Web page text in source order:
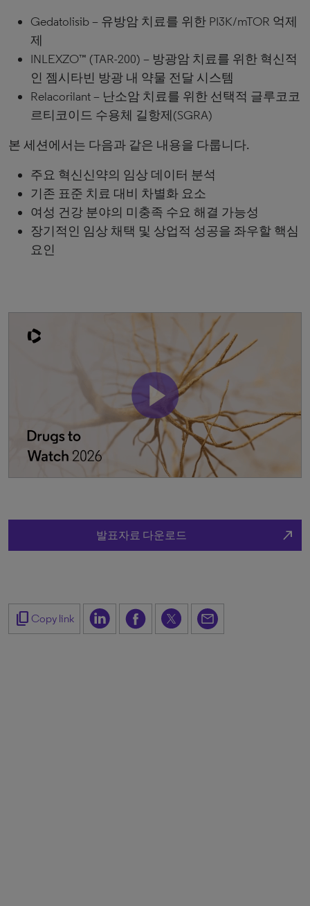
Gedatolisib – 유방암 치료를 위한 PI3K/mTOR 억제
제
INLEXZO™ (TAR-200) – 방광암 치료를 위한 혁신적
인 젬시타빈 방광 내 약물 전달 시스템
Relacorilant – 난소암 치료를 위한 선택적 글루코코
르티코이드 수용체 길항제(SGRA)
본 세션에서는 다음과 같은 내용을 다룹니다.
주요 혁신신약의 임상 데이터 분석
기존 표준 치료 대비 차별화 요소
여성 건강 분야의 미충족 수요 해결 가능성
장기적인 임상 채택 및 상업적 성공을 좌우할 핵심
요인
발표자료 다운로드 north_east
content_copy Copy link